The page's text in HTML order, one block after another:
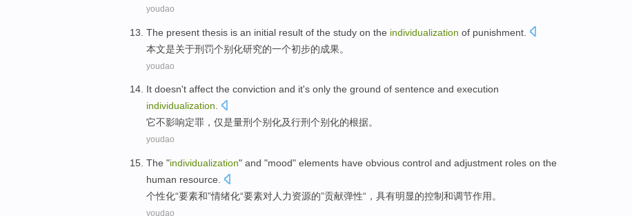
youdao
The present thesis is an initial result of the study on the individualization of punishment.
本文是关于刑罚个别化研究的一个初步的成果。
youdao
It doesn't affect the conviction and it's only the ground of sentence and execution
individualization.
它不影响定罪 ， 仅是量刑个别化及行刑个别化的根据。
youdao
The "individualization" and "mood" elements have obvious control and adjustment roles on the
human resource
个性化“要素和”情绪化“要素对人力资源的”贡献弹性“， 具有明显的控制和调节作用 。
youdao